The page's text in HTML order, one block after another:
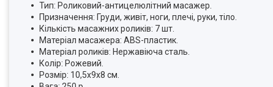
Тип: Роликовий-антицелюлітний масажер.
Призначення: Груди, живіт, ноги, плечі, руки, тіло.
Кількість масажних роликів: 7 шт.
Матеріал масажера: ABS-пластик.
Матеріал роликів: Нержавіюча сталь.
Колір: Рожевий.
Розмір: 10,5x9x8 см.